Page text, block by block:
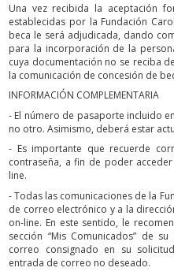
Una vez recibida la aceptación
establecidas por la Fundación
beca le será adjudicada, dando
para la incorporación de la
cuya documentación no se reciba
la comunicación de concesión de
INFORMACIÓN COMPLEMENTARIA
- El número de pasaporte incluido
no otro. Asimismo, deberá estar
- Es importante que recuerde
contraseña, a fin de poder
line.
- Todas las comunicaciones de la
de correo electrónico y a la
on-line. En este sentido, le
sección “Mis Comunicados” de
correo consignado en su
entrada de correo no deseado.